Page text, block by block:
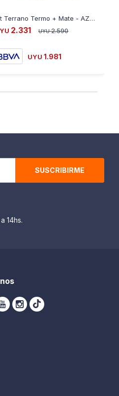
Kit Terrano Termo + Mate - AZUL-METALIZADO
2.331 UYU 2.590
UYU 1.981
SUSCRIBIRME
14hs.
